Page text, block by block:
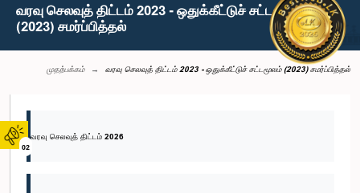
02
வரவு செலவுத் திட்டம் 2023 - ஒதுக்கீட்டுச் சட்டமூலம்
(2023) சமர்ப்பித்தல்
முதற்பக்கம் வரவு செலவுத் திட்டம் 2023 - ஒதுக்கீட்டுச் சட்டமூலம் (2023) சமர்ப்பித்தல்
வரவு செலவுத் திட்டம் 2026